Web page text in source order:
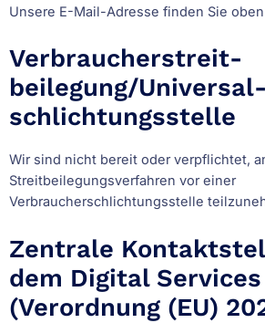
Unsere E-Mail-Adresse finden Sie
Verbraucher­streit­
beilegung/Universal­
schlichtungs­stelle
Wir sind nicht bereit oder verpflichtet,
Streitbeilegungsverfahren vor einer
Verbraucherschlichtungsstelle
Zentrale
dem Digital
(Verordnung (EU)